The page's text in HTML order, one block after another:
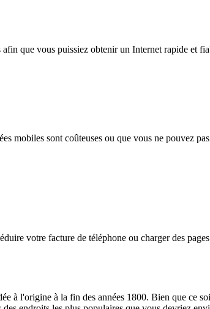
que vous puissiez obtenir un Internet rapide et
mobiles sont coûteuses ou que vous ne pouvez
votre facture de téléphone ou charger des
à l'origine à la fin des années 1800. Bien que ce